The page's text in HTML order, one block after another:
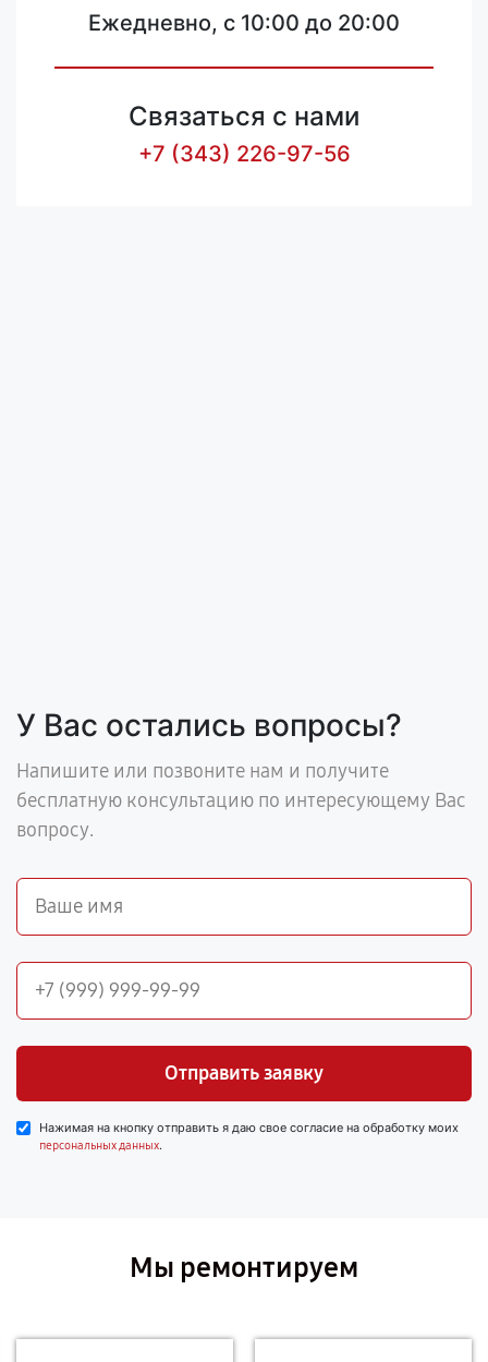
Ежедневно, с 10:00 до 20:00
Связаться с нами
+7 (343) 226-97-56
У Вас остались вопросы?
Напишите или позвоните нам и получите
бесплатную консультацию по интересующему Вас
вопросу.
Отправить заявку
Нажимая на кнопку отправить я даю свое согласие на обработку моих
персональных данных.
Мы ремонтируем